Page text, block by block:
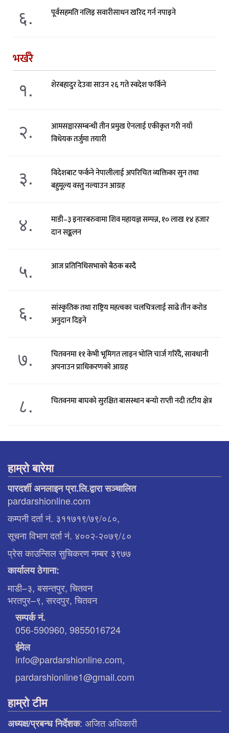
६. पूर्वसहमति नलिइ सवारीसाधन खरिद गर्न नपाइने
भर्खरै
१. शेरबहादुर देउवा साउन २६ गते स्वदेश फर्किने
२.
आमसञ्चारसम्बन्धी तीन प्रमुख ऐनलाई एकीकृत गरी नयाँ
विधेयक तर्जुमा तयारी
३.
विदेशबाट फर्कने नेपालीलाई अपरिचित व्यक्तिका सुन तथा
बहुमूल्य वस्तु नल्याउन आग्रह
४.
माडी–३ इनारबरुवामा शिव महायज्ञ सम्पन्न, १० लाख १४ हजार
दान सङ्कलन
५. आज प्रतिनिधिसभाको बैठक बस्दै
६.
सांस्कृतिक तथा राष्ट्रिय महत्वका चलचित्रलाई साढे तीन करोड
अनुदान दिइने
७.
चितवनमा ११ केभी भूमिगत लाइन भोलि चार्ज गरिँदै, सावधानी
अपनाउन प्राधिकरणको आग्रह
८. चितवनमा बाघको सुरक्षित बासस्थान बन्यो राप्ती नदी तटीय क्षेत्र
हाम्रो बारेमा
पारदर्शी अनलाइन प्रा.लि.द्वारा सञ्चालित
pardarshionline.com
कम्पनी दर्ता नं. ३११७१९/७९/०८०,
सूचना विभाग दर्ता नं. ४००२-२०७९/८०
प्रेस काउन्सिल सुचिकरण नम्बर ३९७७
कार्यालय ठेगाना:
माडी–३, बसन्तपुर, चितवन
भरतपुर–९, सरदपुर, चितवन
सम्पर्क नं.
056-590960, 9855016724
ईमेल
info@pardarshionline.com,
pardarshionline1@gmail.com
हाम्रो टीम
अध्यक्ष/प्रबन्ध निर्देशक: अजित अधिकारी